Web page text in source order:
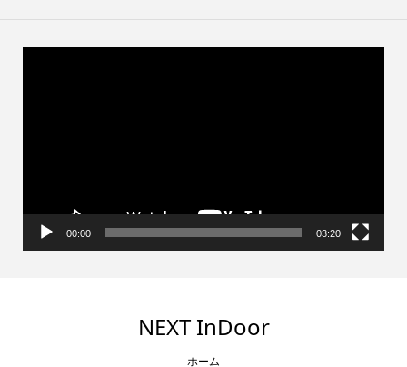
00:00 03:20
NEXT InDoor
ホーム